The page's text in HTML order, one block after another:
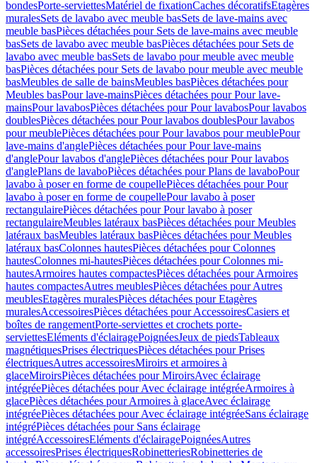
bondesPorte-serviettesMatériel de fixationCaches décoratifsEtagères
muralesSets de lavabo avec meuble basSets de lave-mains avec
meuble basPièces détachées pour Sets de lave-mains avec meuble
basSets de lavabo avec meuble basPièces détachées pour Sets de
lavabo avec meuble basSets de lavabo pour meuble avec meuble
basPièces détachées pour Sets de lavabo pour meuble avec meuble
basMeubles de salle de bainsMeubles basPièces détachées pour
Meubles basPour lave-mainsPièces détachées pour Pour lave-
mainsPour lavabosPièces détachées pour Pour lavabosPour lavabos
doublesPièces détachées pour Pour lavabos doublesPour lavabos
pour meublePièces détachées pour Pour lavabos pour meublePour
lave-mains d'anglePièces détachées pour Pour lave-mains
d'anglePour lavabos d'anglePièces détachées pour Pour lavabos
d'anglePlans de lavaboPièces détachées pour Plans de lavaboPour
lavabo à poser en forme de coupellePièces détachées pour Pour
lavabo à poser en forme de coupellePour lavabo à poser
rectangulairePièces détachées pour Pour lavabo à poser
rectangulaireMeubles latéraux basPièces détachées pour Meubles
latéraux basMeubles latéraux basPièces détachées pour Meubles
latéraux basColonnes hautesPièces détachées pour Colonnes
hautesColonnes mi-hautesPièces détachées pour Colonnes mi-
hautesArmoires hautes compactesPièces détachées pour Armoires
hautes compactesAutres meublesPièces détachées pour Autres
meublesEtagères muralesPièces détachées pour Etagères
muralesAccessoiresPièces détachées pour AccessoiresCasiers et
boîtes de rangementPorte-serviettes et crochets porte-
serviettesEléments d'éclairagePoignéesJeux de piedsTableaux
magnétiquesPrises électriquesPièces détachées pour Prises
électriquesAutres accessoiresMiroirs et armoires à
glaceMiroirsPièces détachées pour MiroirsAvec éclairage
intégréePièces détachées pour Avec éclairage intégréeArmoires à
glacePièces détachées pour Armoires à glaceAvec éclairage
intégréePièces détachées pour Avec éclairage intégréeSans éclairage
intégréPièces détachées pour Sans éclairage
intégréAccessoiresEléments d'éclairagePoignéesAutres
accessoiresPrises électriquesRobinetteriesRobinetteries de